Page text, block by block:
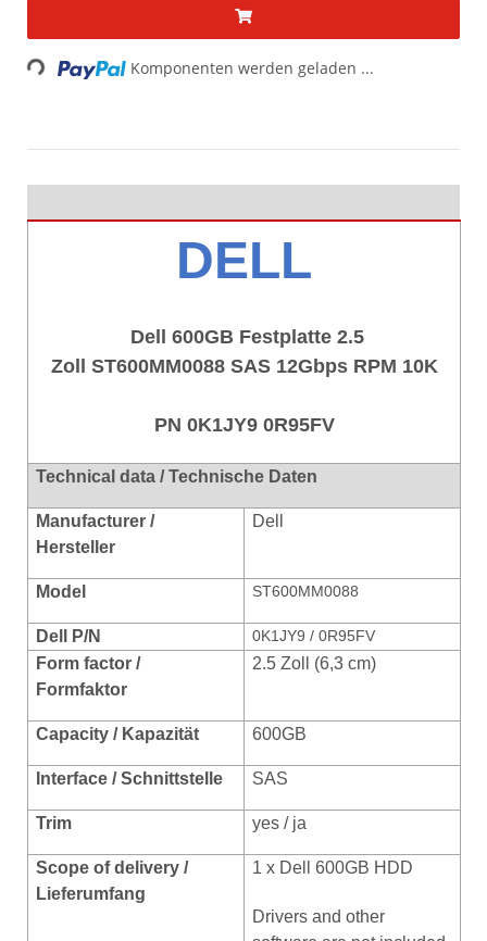
Loading... Komponenten werden geladen ...
DELL
Dell 600GB Festplatte 2.5
Zoll ST600MM0088 SAS 12Gbps RPM 10K
PN 0K1JY9 0R95FV
Technical data / Technische Daten
Manufacturer /
Hersteller
Dell
Model ST600MM0088
Dell P/N 0K1JY9 / 0R95FV
Form factor /
Formfaktor
2.5 Zoll (6,3 cm)
Capacity / Kapazität 600GB
Interface / Schnittstelle SAS
Trim yes / ja
Scope of delivery /
Lieferumfang
1 x Dell 600GB HDD
Drivers and other